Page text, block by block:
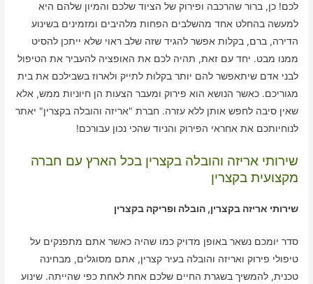
לכם! כן, ברור שהרכבה ופירוק של הציוד שלכם והמיון שלהם היא
למעשה בהחלט אחד מהשלבים הפחות מלהיבים ומזמינים בשינוע
הדירה, ברם, בקלות אפשר להגיד שזה שלב ראוי שלא ייתכן להסיט
ממנו מבט. יחד עם זאת, תהיה לכם את האופציה להעביר את הטיפול
לבני אדם שיתאפשר להם יותר בקלות לתייק ולארוז בשבילכם את בית
מגוריכם. כאשר הנושא הוא פירוק ומעבר הצעות הן חיוניות ממש, אלא
שאין סיבה לחפש אותן ללא עזרה. חברת "אריזה והובלה בקצרין" יאתר
לנוחיותכם את אחראי הפירוק והניוד שהכי נכון עבורכם!
שירותי אריזה והובלה בקצרין בכל הארץ עם חברה
מקצועית בקצרין
שירותי אריזה בקצרין, הובלה ופריקה בקצרין
סדר יומכם נשאר באופן מדויק כמו שהיה כאשר אתם מתפנקים על
טיפולי פירוק ואריזה והובלה בעיר קצרין, אתם מסוגלים, מבחינה
טכנית, להמשיך בשגרת החיים שלכם אחת לאחת כפי שהייתה. שינוע